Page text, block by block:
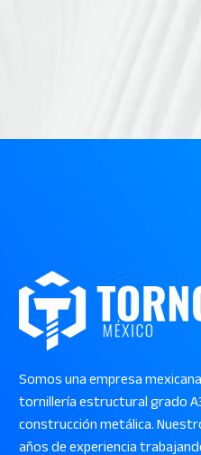
Somos una empresa
tornillería estructural grado
construcción metálica.
años de experiencia